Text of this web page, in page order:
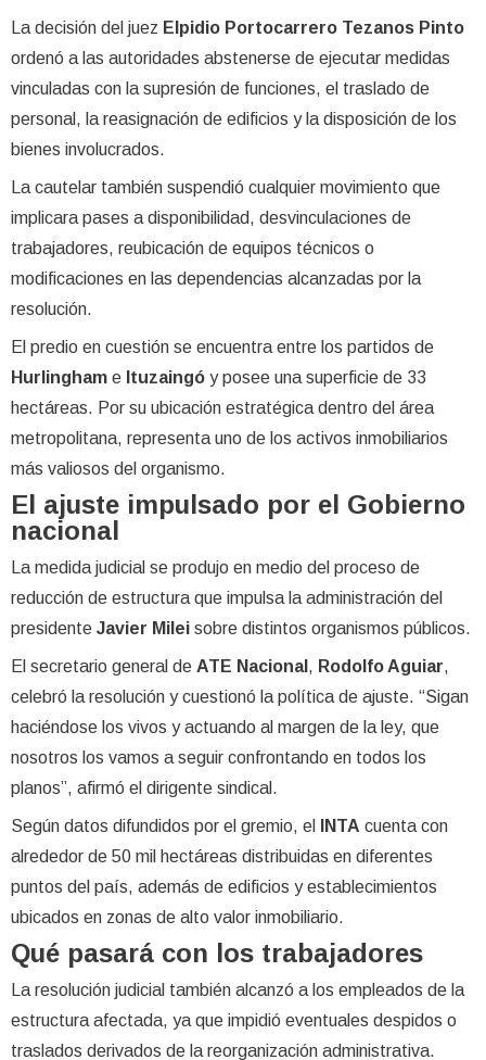
La decisión del juez Elpidio Portocarrero Tezanos Pinto
ordenó a las autoridades abstenerse de ejecutar medidas
vinculadas con la supresión de funciones, el traslado de
personal, la reasignación de edificios y la disposición de los
bienes involucrados.
La cautelar también suspendió cualquier movimiento que
implicara pases a disponibilidad, desvinculaciones de
trabajadores, reubicación de equipos técnicos o
modificaciones en las dependencias alcanzadas por la
resolución.
El predio en cuestión se encuentra entre los partidos de
Hurlingham e Ituzaingó y posee una superficie de 33
hectáreas. Por su ubicación estratégica dentro del área
metropolitana, representa uno de los activos inmobiliarios
más valiosos del organismo.
El ajuste impulsado por el Gobierno
nacional
La medida judicial se produjo en medio del proceso de
reducción de estructura que impulsa la administración del
presidente Javier Milei sobre distintos organismos públicos.
El secretario general de ATE Nacional , Rodolfo Aguiar,
celebró la resolución y cuestionó la política de ajuste. “Sigan
haciéndose los vivos y actuando al margen de la ley, que
nosotros los vamos a seguir confrontando en todos los
planos”, afirmó el dirigente sindical.
Según datos difundidos por el gremio, el INTA cuenta con
alrededor de 50 mil hectáreas distribuidas en diferentes
puntos del país, además de edificios y establecimientos
ubicados en zonas de alto valor inmobiliario.
Qué pasará con los trabajadores
La resolución judicial también alcanzó a los empleados de la
estructura afectada, ya que impidió eventuales despidos o
traslados derivados de la reorganización administrativa.